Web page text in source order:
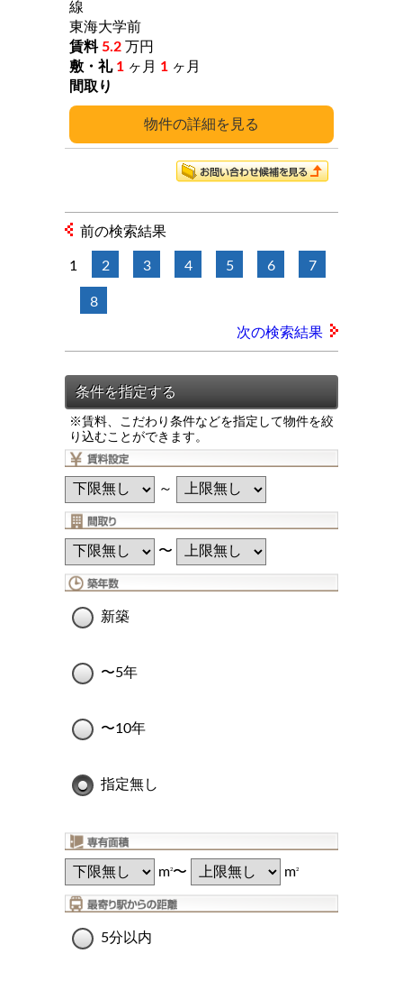
詳細
線
東海大学前
5.2 万円
1 ヶ月 1 ヶ月
前の検索結果
1 2 3 4 5 6 7
8
次の検索結果
※賃料、こだわり条件などを指定して物件を絞
り込むことができます。
～
〜
新築
〜5年
〜10年
指定無し
m2〜 m2
5分以内